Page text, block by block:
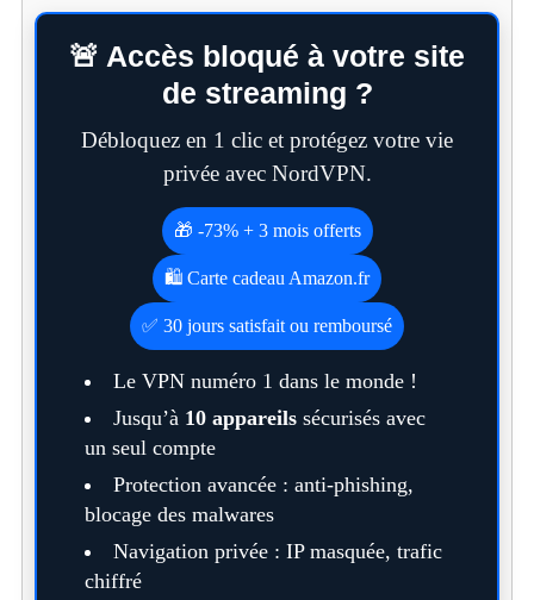
🚨 Accès bloqué à votre site
de streaming ?
Débloquez en 1 clic et protégez votre vie
privée avec NordVPN.
🎁 -73% + 3 mois offerts
🛍️ Carte cadeau Amazon.fr
✅ 30 jours satisfait ou remboursé
Le VPN numéro 1 dans le monde !
Jusqu’à 10 appareilssécurisés avec
un seul compte
Protection avancée : anti-phishing,
blocage des malwares
Navigation privée : IP masquée, trafic
chiffré